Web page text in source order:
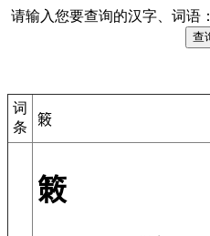
请输入您要查询的汉字、词语：
词
条
𥰡
𥰡